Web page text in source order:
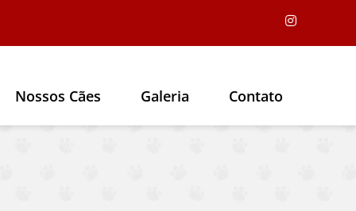
Nossos Cães Galeria Contato